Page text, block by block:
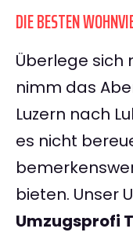
DIE BESTEN
Überlege sich
nimm das
Luzern nach
es nicht
bieten. Unser
Umzugsprofi